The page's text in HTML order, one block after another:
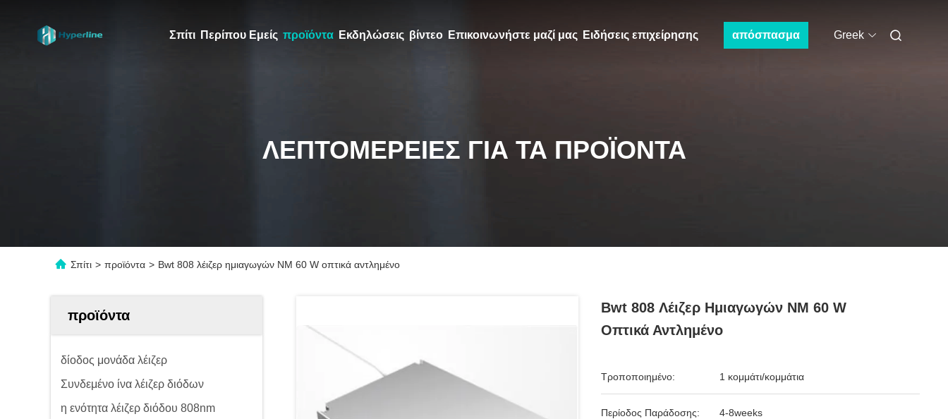
Σπίτι Περίπου Εμείς προϊόντα Εκδηλώσεις βίντεο Επικοινωνήστε μαζί μας Ειδήσεις επιχείρησης απόσπασμα Greek
ΛΕΠΤΟΜΈΡΕΙΕΣ ΓΙΑ ΤΑ ΠΡΟΪΌΝΤΑ
Σπίτι > προϊόντα > Bwt 808 λέιζερ ημιαγωγών NM 60 W οπτικά αντλημένο
προϊόντα
δίοδος μονάδα λέιζερ
Συνδεμένο ίνα λέιζερ διόδων
η ενότητα λέιζερ διόδου 808nm
Bwt 808 Λέιζερ Ημιαγωγών NM 60 W
Οπτικά Αντλημένο
Τροποποιημένο: 1 κομμάτι/κομμάτια
Περίοδος Παράδοσης: 4-8weeks